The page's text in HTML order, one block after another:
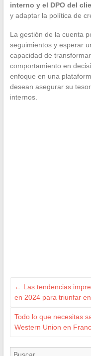
interno y el DPO del
y adaptar la política de
La gestión de la cuenta
seguimientos y esperar
capacidad de
comportamiento en
enfoque en una
desean asegurar su
internos.
← Las tendencias
en 2024 para triunfar
Todo lo que necesitas
Western Union en